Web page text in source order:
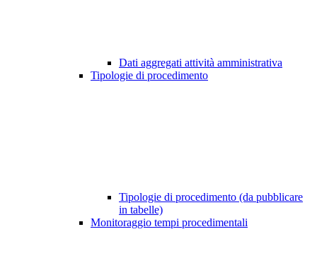
Dati aggregati attività amministrativa
Tipologie di procedimento
Tipologie di procedimento (da pubblicare
in tabelle)
Monitoraggio tempi procedimentali